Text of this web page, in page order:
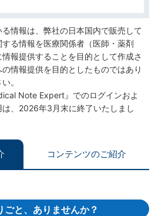
情報は、弊社の日本国内で販売して
る情報を医療関係者（医師・薬剤
報提供することを目的として作成さ
情報提供を目的としたものではあり
。
Note Expert』でのログインおよ
、2026年3月末に終了いたしまし
コンテンツのご紹介
ごと、ありませんか？